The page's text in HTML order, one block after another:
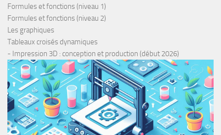
Formules et fonctions (niveau 1)
Formules et fonctions (niveau 2)
Les graphiques
Tableaux croisés dynamiques
- Impression 3D : conception et production (début 2026)